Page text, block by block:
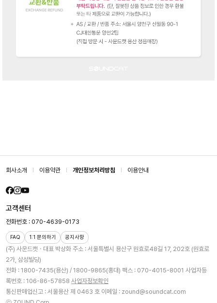
회사소개 이용약관 개인정보처리방침 이용안내
(주) 사운드캣ㆍ대표 박상화 주소 : 서울특별시 용산구 원효로48길 17, 202호 (원효로
2가, 삼성빌딩)
전화 : 1800-7435(용산) / 1800-9865(홍대) 팩스 : 070-4015-8001 사업자등
록번호 : 106-86-57858 사업자정보확인
통신판매업신고 : 서울용산 제 0463 호 이메일 : zound@soundcat.com
고객센터
전화번호 : 070-4639-0173
FAQ 1:1 문의하기 공지사항